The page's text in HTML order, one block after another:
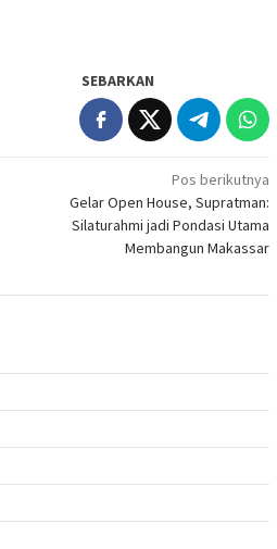
SEBARKAN
Pos berikutnya
Gelar Open House, Supratman:
Silaturahmi jadi Pondasi Utama
Membangun Makassar